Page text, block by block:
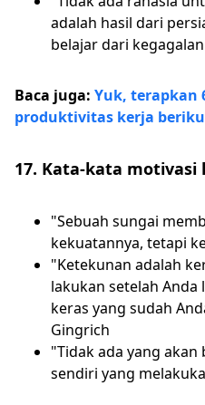
adalah hasil dari
belajar dari
Baca juga: Yuk, terapkan
produktivitas kerja
17. Kata-kata
"Sebuah sungai
kekuatannya, tetapi
"Ketekunan adalah
lakukan setelah
keras yang sudah
Gingrich
"Tidak ada yang akan
sendiri yang